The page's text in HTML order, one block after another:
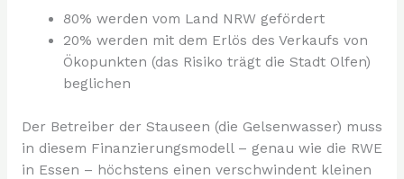
80% werden vom Land NRW gefördert
20% werden mit dem Erlös des Verkaufs von
Ökopunkten (das Risiko trägt die Stadt Olfen)
beglichen
Der Betreiber der Stauseen (die Gelsenwasser) muss
in diesem Finanzierungsmodell – genau wie die RWE
in Essen – höchstens einen verschwindent kleinen